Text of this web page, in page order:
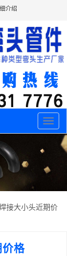
介绍
Toggle
接大小头近期价
格